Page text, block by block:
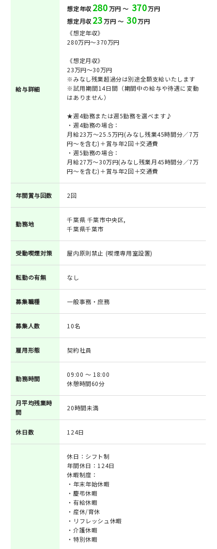
給与詳細
想定年収 280万円 ～ 370万円
想定月収 23万円 ～ 30万円
《想定年収》
280万円～370万円
《想定月収》
23万円～30万円
※みなし残業超過分は別途全額支給いたします
※試用期間14日間（期間中の給与や待遇に変動
はありません）
★週4勤務または週5勤務を選べます♪
・週4勤務の場合：
月給23万～25.5万円(みなし残業45時間分／7万
円～を含む)＋賞与年2回＋交通費
・週5勤務の場合：
月給27万～30万円(みなし残業月45時間分／7万
円～を含む)＋賞与年2回＋交通費
年間賞与回数 2回
勤務地
千葉県 千葉市中央区,
千葉県千葉市
受動喫煙対策 屋内原則禁止 (喫煙専用室設置)
転勤の有無 なし
募集職種 一般事務・庶務
募集人数 10名
雇用形態 契約社員
勤務時間
09:00 ～ 18:00
休憩時間60分
月平均残業時
間
20時間未満
休日数 124日
休日：シフト制
年間休日：124日
休暇制度：
・年末年始休暇
・慶弔休暇
・有給休暇
・産休/育休
・リフレッシュ休暇
・介護休暇
・特別休暇